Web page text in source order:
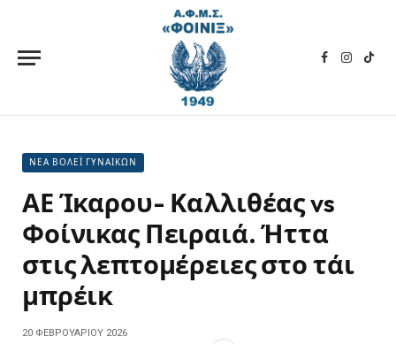
Facebook
ΝΕΑ ΒΟΛΕΪ ΓΥΝΑΙΚΩΝ
ΑΕ Ίκαρου- Καλλιθέας vs
Φοίνικας Πειραιά. Ήττα
στις λεπτομέρειες στο τάι
μπρέικ
20 ΦΕΒΡΟΥΑΡΊΟΥ 2026